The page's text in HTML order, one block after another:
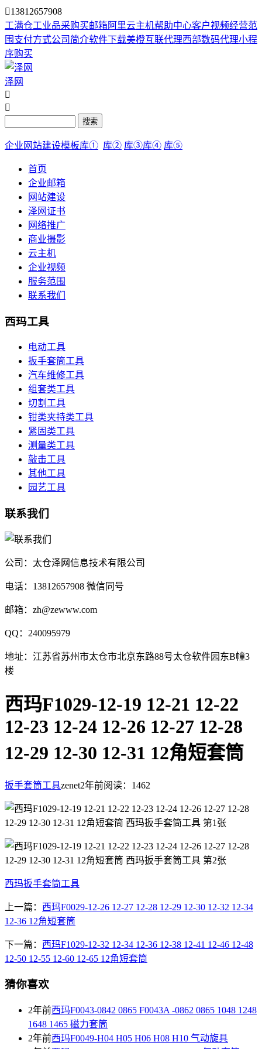
13812657908
工满仓工业品采购买邮箱阿里云主机帮助中心客户视频经营范
围 支付方式公司简介软件下载美橙互联代理西部数码代理小程
序购买
泽网


搜索
企业网站建设模板库① 库② 库③库④ 库⑤
首页
企业邮箱
网站建设
泽网证书
网络推广
商业摄影
云主机
企业视频
服务范围
联系我们
西玛工具
电动工具
扳手套筒工具
汽车维修工具
组套类工具
切割工具
钳类夹持类工具
紧固类工具
测量类工具
敲击工具
其他工具
园艺工具
联系我们
公司：太仓泽网信息技术有限公司
电话：13812657908 微信同号
邮箱：zh@zewww.com
QQ：240095979
地址：江苏省苏州市太仓市北京东路88号太仓软件园东B幢3
楼
西玛F1029-12-19 12-21 12-22
12-23 12-24 12-26 12-27 12-28
12-29 12-30 12-31 12角短套筒
扳手套筒工具zenet2年前阅读：1462
西玛扳手套筒工具
上一篇： 西玛F0029-12-26 12-27 12-28 12-29 12-30 12-32 12-34
12-36 12角短套筒
下一篇： 西玛F1029-12-32 12-34 12-36 12-38 12-41 12-46 12-48
12-50 12-55 12-60 12-65 12角短套筒
猜你喜欢
2年前西玛F0043-0842 0865 F0043A -0862 0865 1048 1248
1648 1465 磁力套筒
2年前西玛F0049-H04 H05 H06 H08 H10 气动旋具